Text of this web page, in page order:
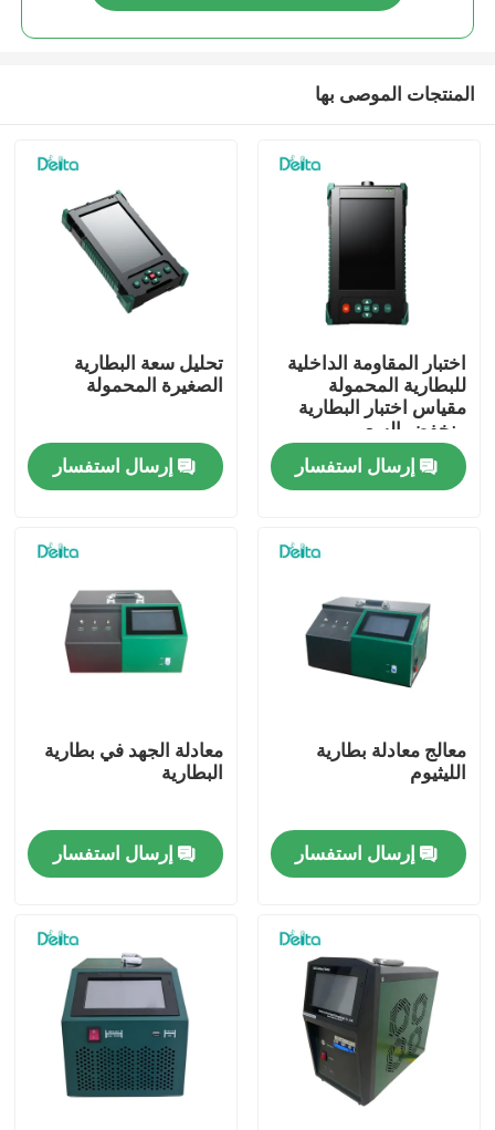
المنزل
فيديوهات
جولة في المعمل
رقابة جودة
اطلب اقتباس
معدات الاختبار الكهربائية
المنتجات الموصى بها
اختبار المقاومة الداخلية
للبطارية المحمولة
مقياس اختبار البطارية
منخفض السعر
إرسال استفسار
تحليل سعة البطارية
الصغيرة المحمولة
إرسال استفسار
معالج معادلة بطارية
الليثيوم
إرسال استفسار
معادلة الجهد في بطارية
البطارية
إرسال استفسار